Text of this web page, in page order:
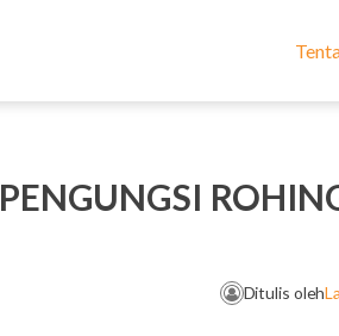
PENGUNGSI
Ditulis oleh